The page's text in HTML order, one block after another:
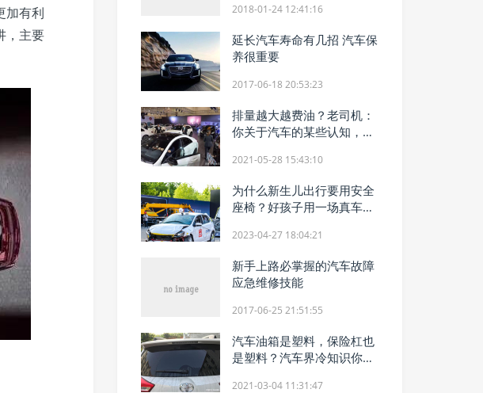
加有利
，主要
2018-01-24 12:41:16
延长汽车寿命有几招 汽车保
养很重要
2017-06-18 20:53:23
排量越大越费油？老司机：
你关于汽车的某些认知，很
2021-05-28 15:43:10
为什么新生儿出行要用安全
座椅？好孩子用一场真车撞
案
2023-04-27 18:04:21
新手上路必掌握的汽车故障
应急维修技能
2017-06-25 21:51:55
汽车油箱是塑料，保险杠也
是塑料？汽车界冷知识你知
2021-03-04 11:31:47